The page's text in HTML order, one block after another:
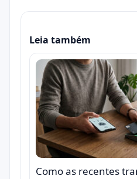
Leia também
Como as recentes